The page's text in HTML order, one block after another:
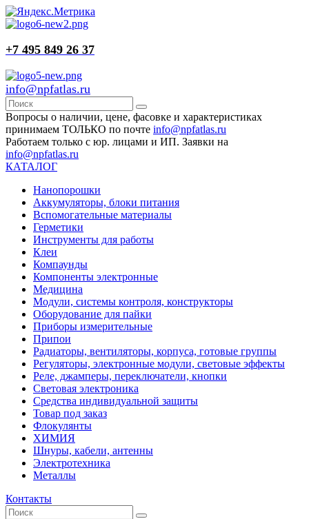
+7 495 849 26 37
info@npfatlas.ru
Вопросы о наличии, цене, фасовке и характеристиках
принимаем ТОЛЬКО по почте info@npfatlas.ru
Работаем только с юр. лицами и ИП. Заявки на
info@npfatlas.ru
КАТАЛОГ
Нанопорошки
Аккумуляторы, блоки питания
Вспомогательные материалы
Герметики
Инструменты для работы
Клеи
Компаунды
Компоненты электронные
Медицина
Модули, системы контроля, конструкторы
Оборудование для пайки
Приборы измерительные
Припои
Радиаторы, вентиляторы, корпуса, готовые группы
Регуляторы, электронные модули, световые эффекты
Реле, джамперы, переключатели, кнопки
Световая электроника
Средства индивидуальной защиты
Товар под заказ
Флокулянты
ХИМИЯ
Шнуры, кабели, антенны
Электротехника
Металлы
Контакты